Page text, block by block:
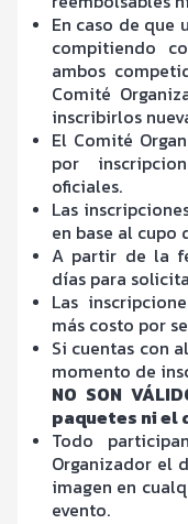
En caso de que
compitiendo
ambos
Comité
inscribirlos
El Comité
por
oficiales.
Las
en base al cupo
A partir de la
días para
Las
más costo por
Si cuentas con
momento de
NO SON
paquetes ni el
Todo
Organizador el
imagen en
evento.